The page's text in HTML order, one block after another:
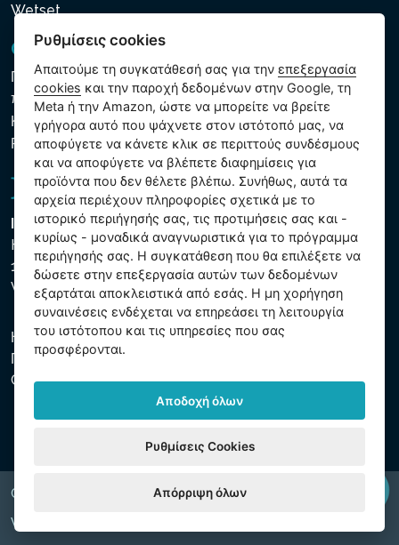
Wetset
GDPR και Cookies
Πολιτική προστασίας προσωπικών και λοιπών δεδομένων
που υποβάλλονται σε επεξεργασία
Κανόνες χρήσης των αρχείων cookie
Ρυθμίσεις cookies
Intex Trading, s.r.o.
Hradecká 2526/3
130 00 Praha 3
Vinohrady - Česká republika
Η εταιρεία είναι εγγεγραμμένη στο Δημοτικό Δικαστήριο της
Πράγας, μέρος C, αύξ. αριθ. 74759. ΑΜΕ 26150808, ΑΦΜ
CZ26150808.
Copyright © 2026 INTEX TRADING s.r.o. All rights reserved.
Web by
Ρυθμίσεις cookies
Απαιτούμε τη συγκατάθεσή σας για τηνεπεξεργασία
cookies και την παροχή δεδομένων στην Google, τη
Meta ή την Amazon, ώστε να μπορείτε να βρείτε
γρήγορα αυτό που ψάχνετε στον ιστότοπό μας, να
αποφύγετε να κάνετε κλικ σε περιττούς συνδέσμους
και να αποφύγετε να βλέπετε διαφημίσεις για
προϊόντα που δεν θέλετε βλέπω. Συνήθως, αυτά τα
αρχεία περιέχουν πληροφορίες σχετικά με το
ιστορικό περιήγησής σας, τις προτιμήσεις σας και -
κυρίως - μοναδικά αναγνωριστικά για το πρόγραμμα
περιήγησής σας. Η συγκατάθεση που θα επιλέξετε να
δώσετε στην επεξεργασία αυτών των δεδομένων
εξαρτάται αποκλειστικά από εσάς. Η μη χορήγηση
συναινέσεις ενδέχεται να επηρεάσει τη λειτουργία
του ιστότοπου και τις υπηρεσίες που σας
προσφέρονται.
Αποδοχή όλων
Ρυθμίσεις Cookies
Απόρριψη όλων